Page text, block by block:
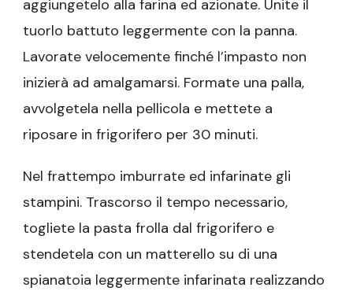
aggiungetelo alla farina ed azionate. Unite il
tuorlo battuto leggermente con la panna.
Lavorate velocemente finché l’impasto non
inizierà ad amalgamarsi. Formate una palla,
avvolgetela nella pellicola e mettete a
riposare in frigorifero per 30 minuti.
Nel frattempo imburrate ed infarinate gli
stampini. Trascorso il tempo necessario,
togliete la pasta frolla dal frigorifero e
stendetela con un matterello su di una
spianatoia leggermente infarinata realizzando